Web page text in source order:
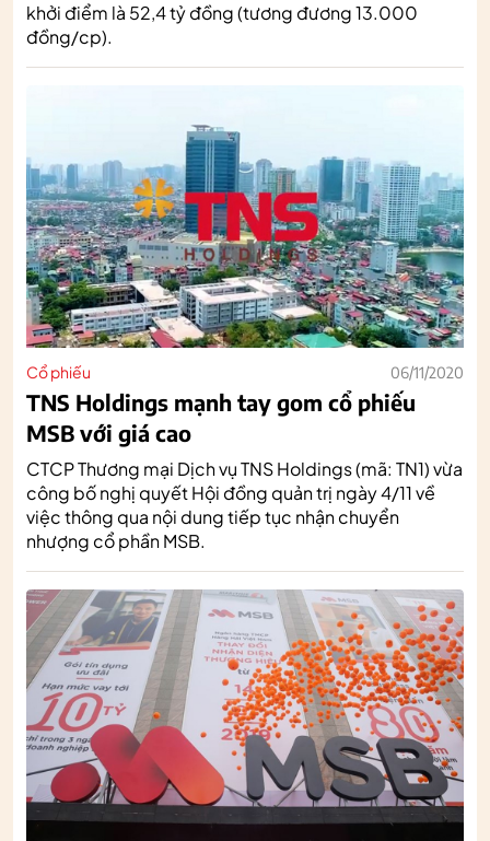
khởi điểm là 52,4 tỷ đồng (tương đương 13.000
đồng/cp).
Cổ phiếu 06/11/2020
TNS Holdings mạnh tay gom cổ phiếu
MSB với giá cao
CTCP Thương mại Dịch vụ TNS Holdings (mã: TN1) vừa
công bố nghị quyết Hội đồng quản trị ngày 4/11 về
việc thông qua nội dung tiếp tục nhận chuyển
nhượng cổ phần MSB.